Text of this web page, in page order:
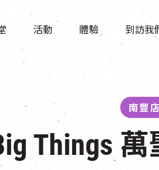
活動
所有活動
世界之約
體驗
走進南豐紗廠
CHAT六廠
到訪我
開放時間及
穿梭巴士
南豐
Things